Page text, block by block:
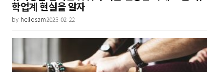
학업계 현실을 알자
by hellosam2025-02-22